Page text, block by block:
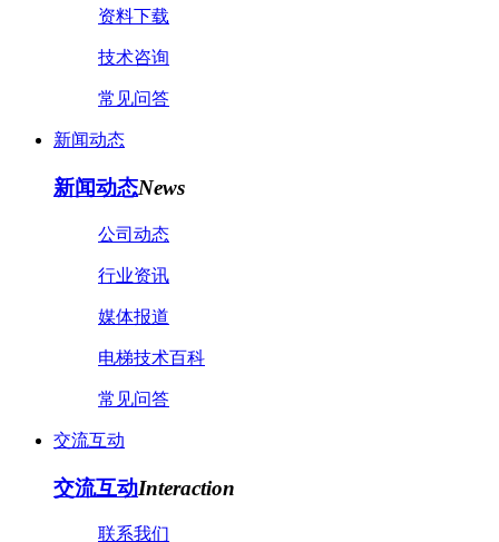
资料下载
技术咨询
常见问答
新闻动态
新闻动态News
公司动态
行业资讯
媒体报道
电梯技术百科
常见问答
交流互动
交流互动Interaction
联系我们